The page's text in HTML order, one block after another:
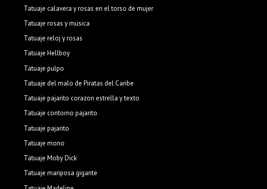
Tatuaje calavera y rosas en el torso de mujer
Tatuaje rosas y musica
Tatuaje reloj y rosas
Tatuaje Hellboy
Tatuaje pulpo
Tatuaje del malo de Piratas del Caribe
Tatuaje pajarito corazon estrella y texto
Tatuaje contorno pajarito
Tatuaje pajarito
Tatuaje mono
Tatuaje Moby Dick
Tatuaje mariposa gigante